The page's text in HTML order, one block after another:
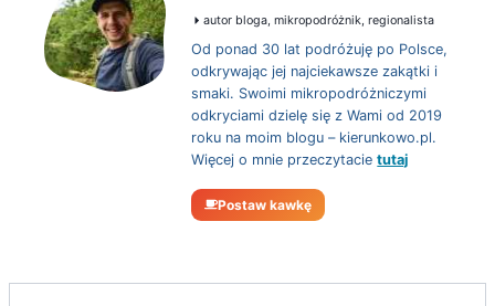
autor bloga, mikropodróżnik, regionalista
Od ponad 30 lat podróżuję po Polsce,
odkrywając jej najciekawsze zakątki i
smaki. Swoimi mikropodróżniczymi
odkryciami dzielę się z Wami od 2019
roku na moim blogu – kierunkowo.pl.
Więcej o mnie przeczytacietutaj
Postaw kawkę